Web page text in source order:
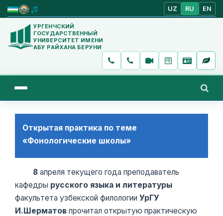
UZ RU EN
УРГЕНЧСКИЙ
ГОСУДАРСТВЕННЫЙ
УНИВЕРСИТЕТ ИМЕНИ
АБУ РАЙХАНА БЕРУНИ
Открытая практика по теме
«Фонологические школы»
8 апреля текущего года преподаватель
кафедры русского языка и литературы
факультета узбекской филологии УрГУ
И.Шерматов прочитал открытую практическую